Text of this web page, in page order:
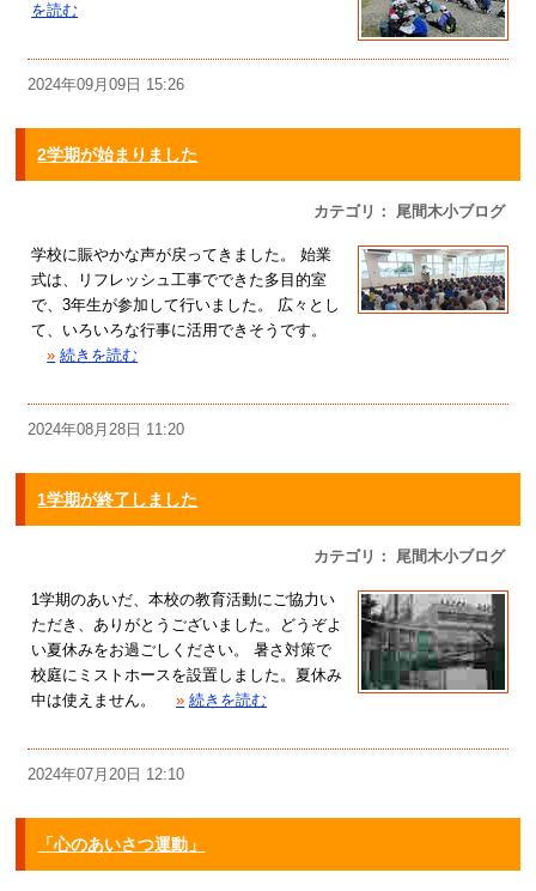
を読む
2024年09月09日 15:26
2学期が始まりました
カテゴリ： 尾間木小ブログ
学校に賑やかな声が戻ってきました。 始業
式は、リフレッシュ工事でできた多目的室
で、3年生が参加して行いました。 広々とし
て、いろいろな行事に活用できそうです。
» 続きを読む
2024年08月28日 11:20
1学期が終了しました
カテゴリ： 尾間木小ブログ
1学期のあいだ、本校の教育活動にご協力い
ただき、ありがとうございました。どうぞよ
い夏休みをお過ごしください。 暑さ対策で
校庭にミストホースを設置しました。夏休み
中は使えません。
» 続きを読む
2024年07月20日 12:10
「心のあいさつ運動」